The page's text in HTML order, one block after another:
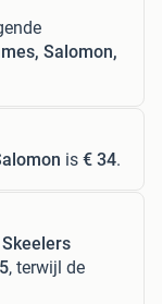
Salomon,
is € 34.
Skeelers
, terwijl de